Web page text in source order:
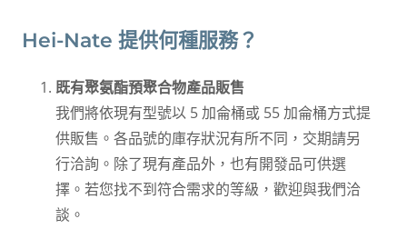
Hei-Nate 提供何種服務？
既有聚氨酯預聚合物產品販售
我們將依現有型號以 5 加侖桶或 55 加侖桶方式提
供販售。各品號的庫存狀況有所不同，交期請另
行洽詢。除了現有產品外，也有開發品可供選
擇。若您找不到符合需求的等級，歡迎與我們洽
談。